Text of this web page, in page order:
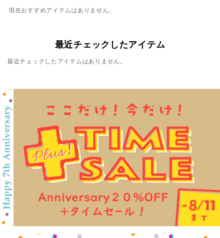
現在おすすめアイテムはありません。
最近チェックしたアイテム
最近チェックしたアイテムはありません。